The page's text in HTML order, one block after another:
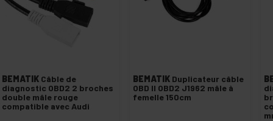
BEMATIK Câble de
diagnostic OBD2 2 broches
double mâle rouge
compatible avec Audi
BEMATIK Duplicateur câble
OBD II OBD2 J1962 mâle à
femelle 150cm
mm